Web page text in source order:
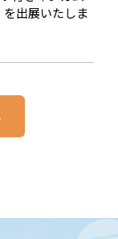
出展いたしま